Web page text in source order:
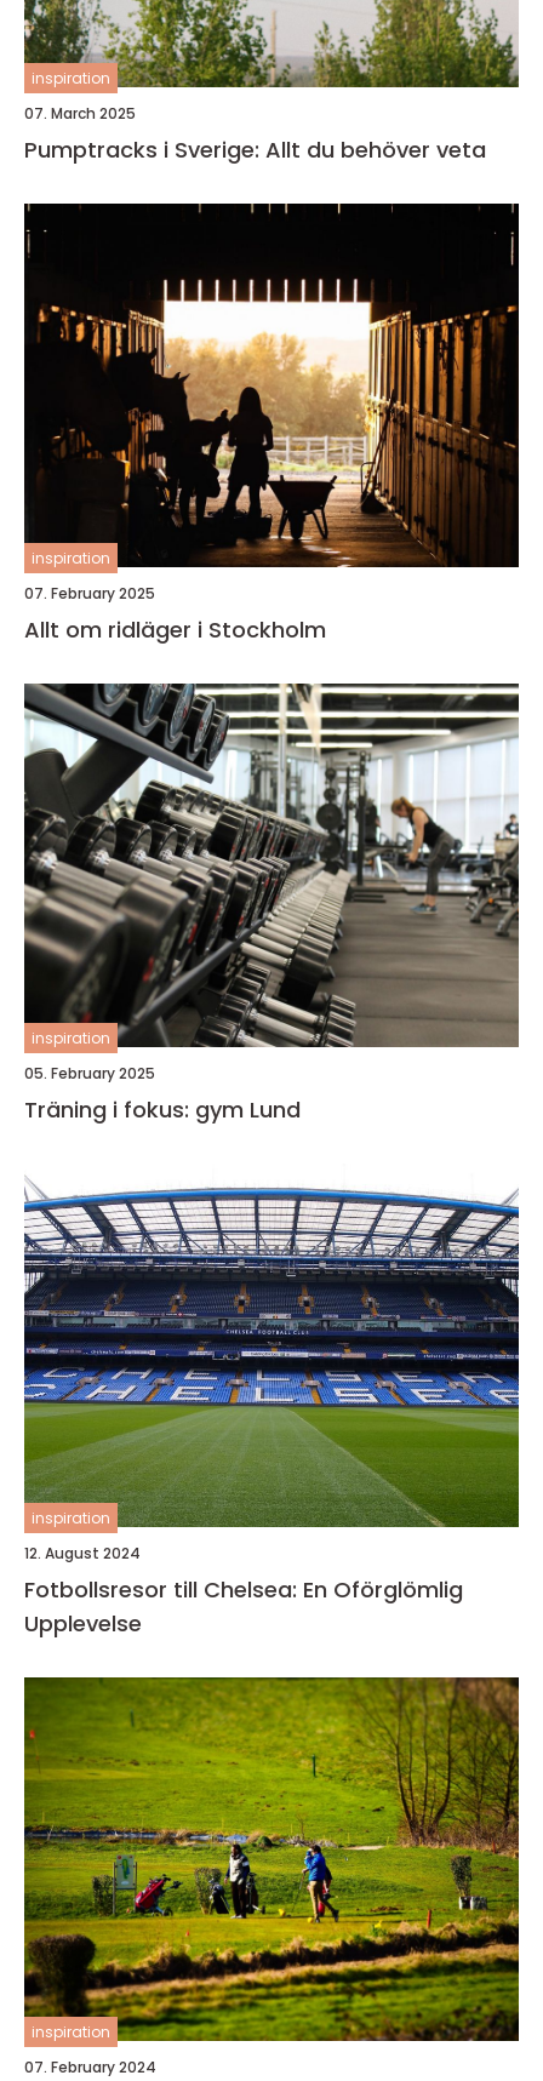
inspiration
07. March 2025
Pumptracks i Sverige: Allt du behöver veta
inspiration
07. February 2025
Allt om ridläger i Stockholm
inspiration
05. February 2025
Träning i fokus: gym Lund
inspiration
12. August 2024
Fotbollsresor till Chelsea: En Oförglömlig
Upplevelse
inspiration
07. February 2024